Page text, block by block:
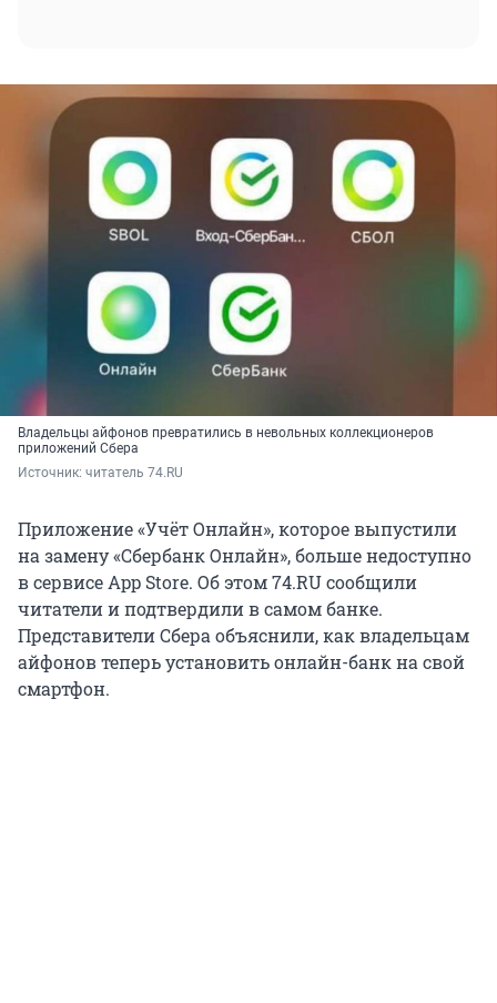
Владельцы айфонов превратились в невольных коллекционеров
приложений Сбера
Источник: читатель 74.RU
Приложение «Учёт Онлайн», которое выпустили
на замену «Сбербанк Онлайн», больше недоступно
в сервисе App Store. Об этом 74.RU сообщили
читатели и подтвердили в самом банке.
Представители Сбера объяснили, как владельцам
айфонов теперь установить онлайн-банк на свой
смартфон.